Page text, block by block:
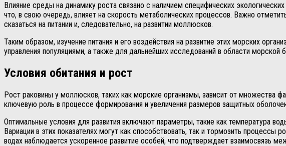
Влияние среды на динамику роста связано с наличием специфических
что, в свою очередь, влияет на скорость метаболических процессов. Важно
сказаться на питании и, следовательно, на развитии моллюсков.
Таким образом, изучение питания и его воздействия на развитие этих морских
управления популяциями, а также для дальнейших исследований в области морской
Условия обитания и рост
Рост раковины у моллюсков, таких как морские организмы, зависит от множества
ключевую роль в процессе формирования и увеличения размеров защитных
Оптимальные условия для развития включают параметры, такие как температура
Вариации в этих показателях могут как способствовать, так и тормозить
водах наблюдается ускоренное развитие особей, что подтверждает взаимосвязь